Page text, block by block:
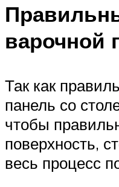
варочной
Так как
панель со
чтобы
поверхность,
весь процесс